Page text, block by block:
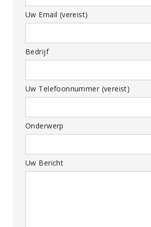
Uw Email (vereist)
Bedrijf
Uw Telefoonnummer (vereist)
Onderwerp
Uw Bericht